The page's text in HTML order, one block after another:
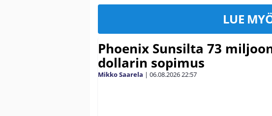
LUE
Phoenix Sunsilta 73
dollarin sopimus
Mikko Saarela | 06.08.202622:57